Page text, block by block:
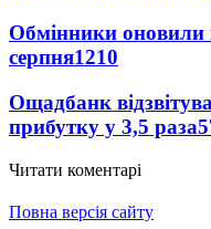
Обмінники оновили
серпня1210
Ощадбанк
прибутку у 3,5 раза
Читати коментарі
Повна версія сайту